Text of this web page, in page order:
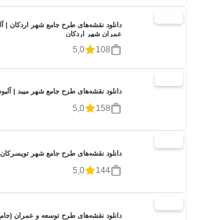
دانلود نقشه‌های طرح جامع شهر اردکان |
عمران شهر اردکان
108
5,0
دانلود نقشه‌های طرح جامع شهر میبد |
158
5,0
دانلود نقشه‌های طرح جامع شهر
144
5,0
دانلود نقشه‌های طرح توسعه و عمران